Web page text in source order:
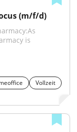
(m/f/d)
is
Vollzeit